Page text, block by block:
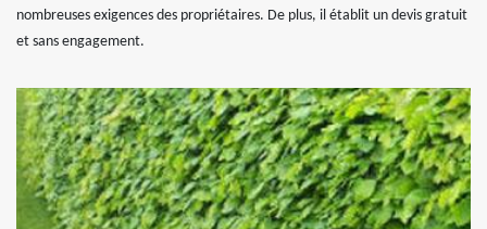
nombreuses exigences des propriétaires. De plus, il établit un devis gratuit
et sans engagement.